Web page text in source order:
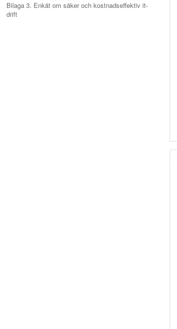
Bilaga 3. Enkät om säker och kostnadseffektiv it-
drift